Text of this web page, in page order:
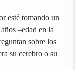
esté tomando un
–edad en la
sobre los
su cerebro o su